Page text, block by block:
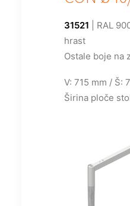
31521 | RAL
hrast
Ostale boje na
V: 715 mm / Š:
Širina ploče